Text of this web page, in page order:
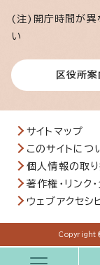
(注)開庁時間が異
い
区役所案
サイトマップ
このサイトにつ
個人情報の取
著作権・リンク
ウェブアクセシ
Copyright